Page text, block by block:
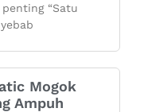
“Satu
Mogok
Ampuh